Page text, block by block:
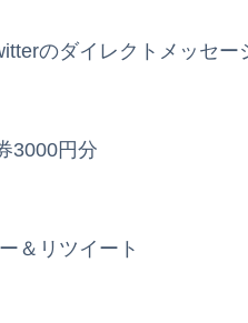
のダイレクトメッセ
3000円分
＆リツイート